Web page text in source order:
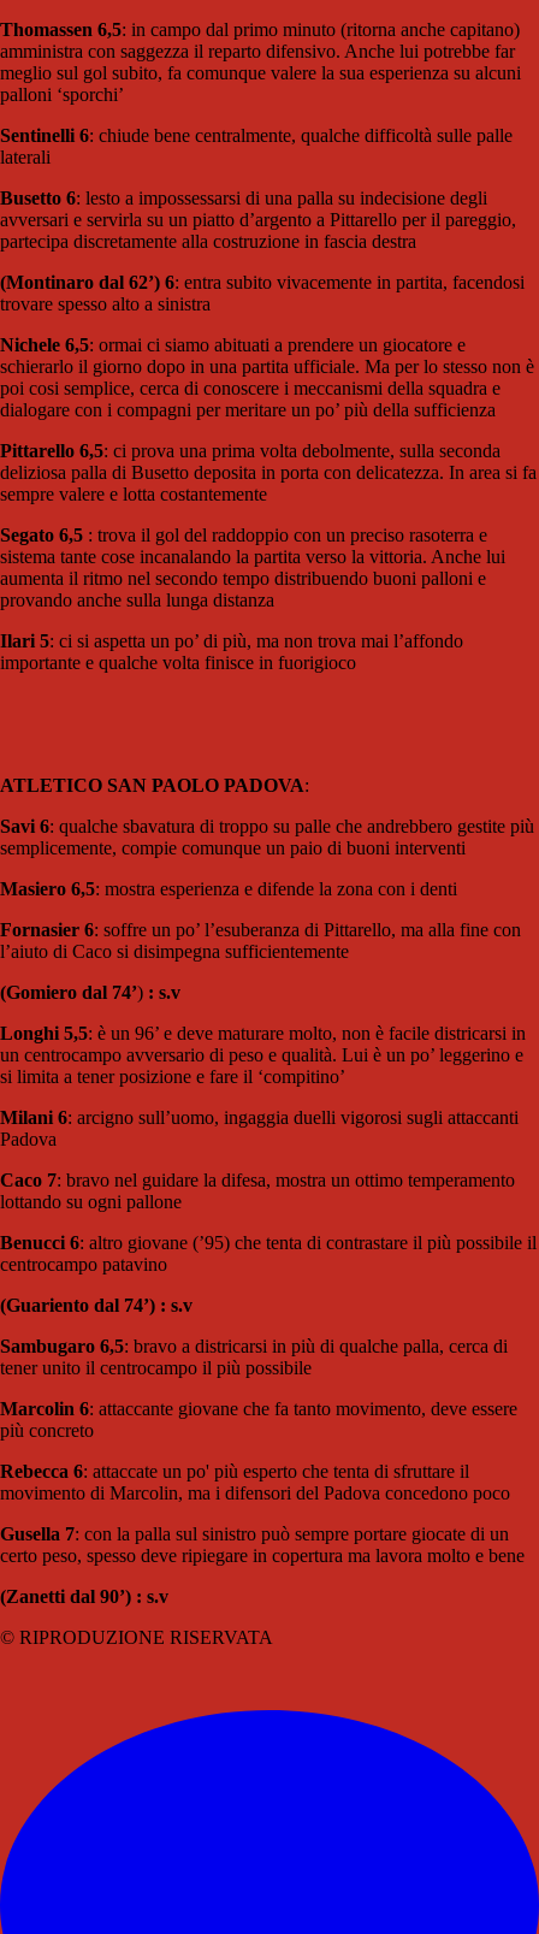
Thomassen 6,5: in campo dal primo minuto (ritorna anche capitano)
amministra con saggezza il reparto difensivo. Anche lui potrebbe far
meglio sul gol subito, fa comunque valere la sua esperienza su alcuni
palloni ‘sporchi’
Sentinelli 6: chiude bene centralmente, qualche difficoltà sulle palle
laterali
Busetto 6: lesto a impossessarsi di una palla su indecisione degli
avversari e servirla su un piatto d’argento a Pittarello per il pareggio,
partecipa discretamente alla costruzione in fascia destra
(Montinaro dal 62’) 6: entra subito vivacemente in partita, facendosi
trovare spesso alto a sinistra
Nichele 6,5: ormai ci siamo abituati a prendere un giocatore e
schierarlo il giorno dopo in una partita ufficiale. Ma per lo stesso non è
poi cosi semplice, cerca di conoscere i meccanismi della squadra e
dialogare con i compagni per meritare un po’ più della sufficienza
Pittarello 6,5: ci prova una prima volta debolmente, sulla seconda
deliziosa palla di Busetto deposita in porta con delicatezza. In area si fa
sempre valere e lotta costantemente
Segato 6,5 : trova il gol del raddoppio con un preciso rasoterra e
sistema tante cose incanalando la partita verso la vittoria. Anche lui
aumenta il ritmo nel secondo tempo distribuendo buoni palloni e
provando anche sulla lunga distanza
Ilari 5: ci si aspetta un po’ di più, ma non trova mai l’affondo
importante e qualche volta finisce in fuorigioco
ATLETICO SAN PAOLO PADOVA:
Savi 6: qualche sbavatura di troppo su palle che andrebbero gestite più
semplicemente, compie comunque un paio di buoni interventi
Masiero 6,5: mostra esperienza e difende la zona con i denti
Fornasier 6: soffre un po’ l’esuberanza di Pittarello, ma alla fine con
l’aiuto di Caco si disimpegna sufficientemente
(Gomiero dal 74’) : s.v
Longhi 5,5: è un 96’ e deve maturare molto, non è facile districarsi in
un centrocampo avversario di peso e qualità. Lui è un po’ leggerino e
si limita a tener posizione e fare il ‘compitino’
Milani 6: arcigno sull’uomo, ingaggia duelli vigorosi sugli attaccanti
Padova
Caco 7: bravo nel guidare la difesa, mostra un ottimo temperamento
lottando su ogni pallone
Benucci 6: altro giovane (’95) che tenta di contrastare il più possibile il
centrocampo patavino
(Guariento dal 74’) : s.v
Sambugaro 6,5: bravo a districarsi in più di qualche palla, cerca di
tener unito il centrocampo il più possibile
Marcolin 6: attaccante giovane che fa tanto movimento, deve essere
più concreto
Rebecca 6: attaccate un po' più esperto che tenta di sfruttare il
movimento di Marcolin, ma i difensori del Padova concedono poco
Gusella 7: con la palla sul sinistro può sempre portare giocate di un
certo peso, spesso deve ripiegare in copertura ma lavora molto e bene
(Zanetti dal 90’) : s.v
© RIPRODUZIONE RISERVATA